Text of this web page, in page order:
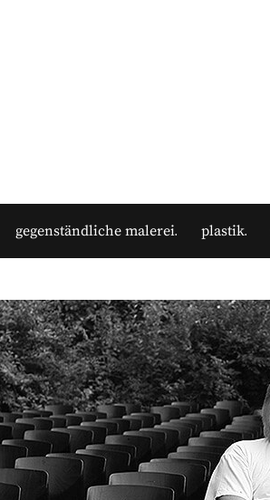
gegenständliche malerei plastik